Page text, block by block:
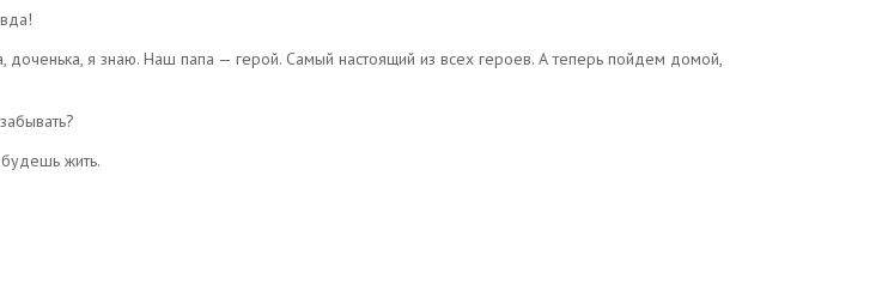
я знаю. Наш папа — герой. Самый настоящий из всех героев. А теперь пойдем домой,
жить.